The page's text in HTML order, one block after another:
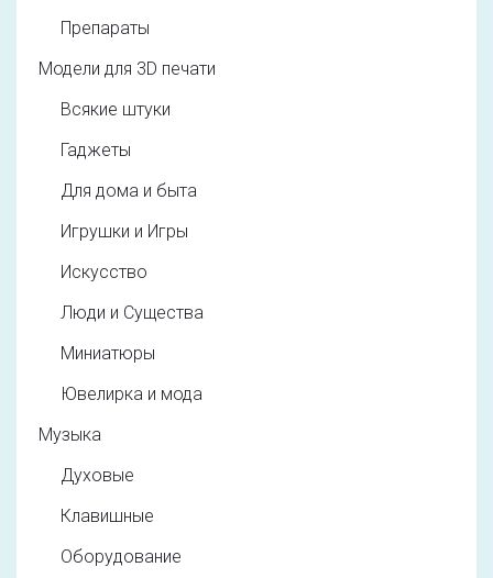
Препараты
Модели для 3D печати
Всякие штуки
Гаджеты
Для дома и быта
Игрушки и Игры
Искусство
Люди и Существа
Миниатюры
Ювелирка и мода
Музыка
Духовые
Клавишные
Оборудование